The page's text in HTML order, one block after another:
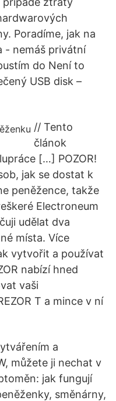
Poradíme, jak na
- nemáš privátní
do Není to
USB disk –
// Tento
článok
[…] POZOR!
jak se dostat k
peněžence, takže
Electroneum
udělat dva
místa. Více
vytvořit a používat
nabízí hned
vaši
T a mince v ní
a
můžete ji nechat v
jak fungují
směnárny,